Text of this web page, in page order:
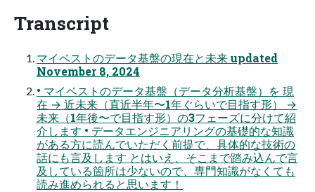
Transcript
マイベストのデータ基盤の現在と未来 updated
November 8, 2024
• マイベストのデータ基盤（データ分析基盤）を 現
在 → 近未来（直近半年〜1年ぐらいで目指す形） →
未来（1年後〜で目指す形）の3フェーズに分けて紹
介します • データエンジニアリングの基礎的な知識
がある方に読んでいただく前提で、具体的な技術の
話にも言及します とはいえ、そこまで踏み込んで言
及している箇所は少ないので、専門知識がなくても
読み進められると思います！